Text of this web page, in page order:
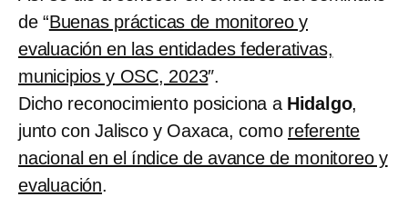
de “Buenas prácticas de monitoreo y
evaluación en las entidades federativas,
municipios y OSC, 2023″.
Dicho reconocimiento posiciona a Hidalgo,
junto con Jalisco y Oaxaca, como referente
nacional en el índice de avance de monitoreo y
evaluación.